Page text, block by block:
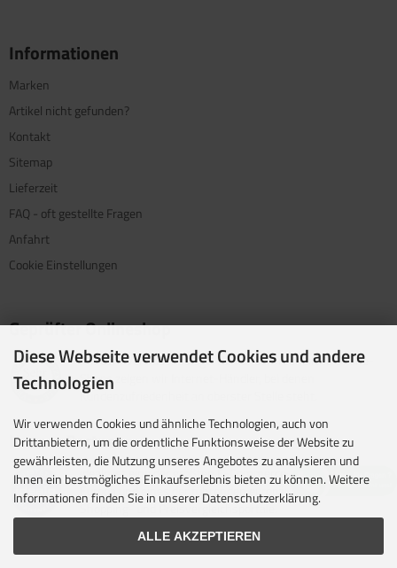
Informationen
Marken
Artikel nicht gefunden?
Kontakt
Sitemap
Lieferzeit
FAQ - oft gestellte Fragen
Anfahrt
Cookie Einstellungen
Geprüfter Onlineshop
Mit dem Vertrauenssiegel für kundenfreundliche Online-
Shops zeigen wir Internet-Händler, bei denen
Kundenzufriedenheit an oberster Stelle steht.
Unsere Partner
idealo ist eine der größten E-Commerce-Websites in
Europa und eines der führenden europäischen Online-
Shopping- und Preisvergleichsportale.
Diese Webseite verwendet Cookies und andere
Technologien
Wir verwenden Cookies und ähnliche Technologien, auch von
Drittanbietern, um die ordentliche Funktionsweise der Website zu
gewährleisten, die Nutzung unseres Angebotes zu analysieren und
Ihnen ein bestmögliches Einkaufserlebnis bieten zu können. Weitere
Informationen finden Sie in unserer Datenschutzerklärung.
ALLE AKZEPTIEREN